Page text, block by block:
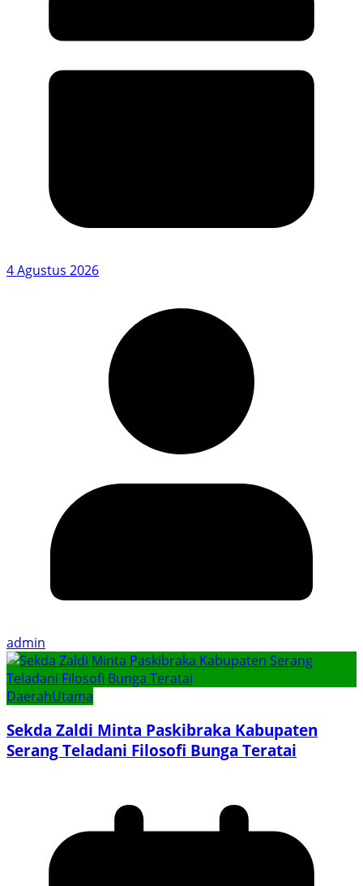
4 Agustus 2026
admin
DaerahUtama
Sekda Zaldi Minta Paskibraka Kabupaten
Serang Teladani Filosofi Bunga Teratai